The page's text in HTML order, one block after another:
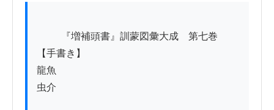
【手書き】
龍魚
虫介